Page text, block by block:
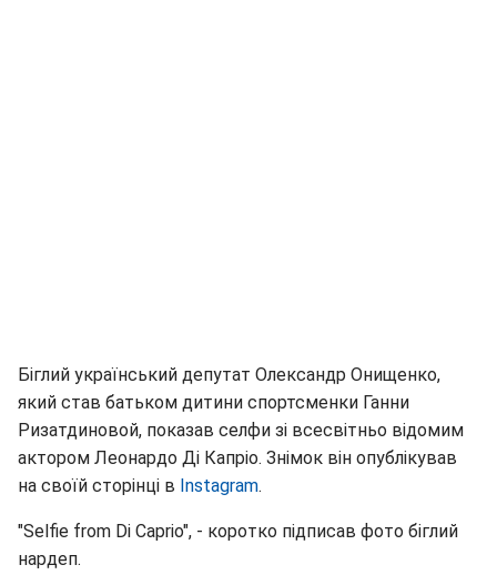
Біглий український депутат Олександр Онищенко,
який став батьком дитини спортсменки Ганни
Ризатдиновой, показав селфи зі всесвітньо відомим
актором Леонардо Ді Капріо. Знімок він опублікував
на своїй сторінці в Instagram.
"Selfie from Di Caprio", - коротко підписав фото біглий
нардеп.